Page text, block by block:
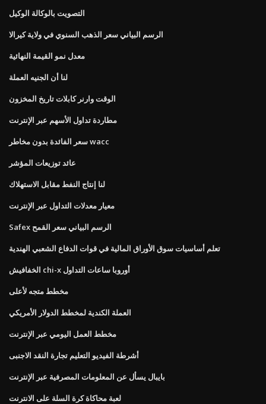
التصويت بالوكالة الوكيل
الرسم البياني سعر الذهب السنوي في ولاية كيرالا
معدل نمو القيمة النهائية
لنا أن الجنيه العملة
الوقت وارنر كابلات تاريخ المخزون
مطاردة تداول الأسهم عبر الإنترنت
سعر الفائدة بدون مخاطر wacc
عائد توزيعات المؤشر
لنا إنتاج النفط مقابل الاستهلاك
معيار معدلات التداول عبر الإنترنت
Safex الرسم البياني سعر القمح
تعلم أساسيات سوق الأوراق المالية في قوات الدفاع الشعبي الهندية
الخفافيش chi-x أوروبا ساعات التداول
مخطط متجه لأعلى
العملة الكندية لمخطط الدولار الأمريكي
مخطط العمل اليومي عبر الإنترنت
أشرطة الفيديو التعليم تجارة النقد الاجنبى
بايبال يسأل عن المعلومات المصرفية عبر الإنترنت
لعبة محاكاة كرة السلة على الانترنت